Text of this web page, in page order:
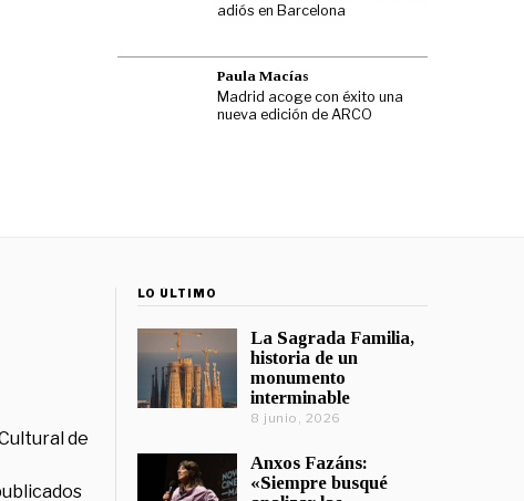
adiós en Barcelona
Paula Macías
Madrid acoge con éxito una
nueva edición de ARCO
de
LO ÚLTIMO
La Sagrada Familia,
historia de un
monumento
interminable
8 junio, 2026
Anxos Fazáns:
«Siempre busqué